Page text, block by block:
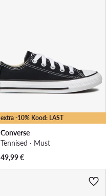
extra -10% Kood: LAST
Converse
Tennised · Must
49,99€